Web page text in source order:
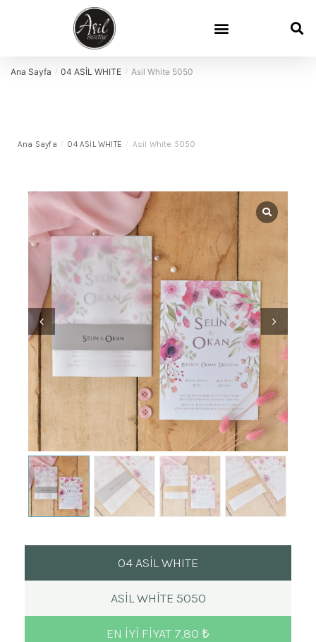
Ana Sayfa / 04 ASİL WHITE / Asil White 5050
Ana Sayfa / 04 ASİL WHITE / Asil White 5050
04 ASİL WHITE
ASIL WHITE 5050
EN IYI FIYAT 7,80 ₺